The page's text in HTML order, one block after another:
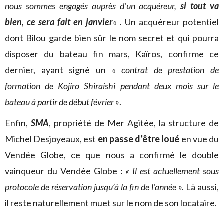
nous sommes engagés auprès d’un acquéreur,si tout va
bien, ce sera fait en janvier« . Un acquéreur potentiel
dont Bilou garde bien sûr le nom secret et qui pourra
disposer du bateau fin mars, Kaïros, confirme ce
dernier, ayant signé un « contrat de prestation de
formation de Kojiro Shiraishi pendant deux mois sur le
bateau à partir de début février ».
Enfin, SMA, propriété de Mer Agitée, la structure de
Michel Desjoyeaux, est en passe d’être loué en vue du
Vendée Globe, ce que nous a confirmé le double
vainqueur du Vendée Globe : « Il est actuellement sous
protocole de réservation jusqu’à la fin de l’année ». Là aussi,
il reste naturellement muet sur le nom de son locataire.